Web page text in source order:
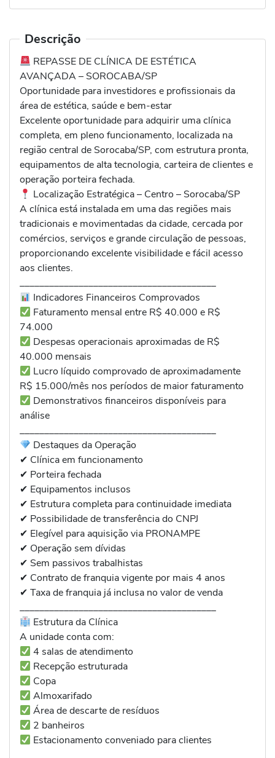
Descrição
REPASSE DE CLÍNICA DE ESTÉTICA
AVANÇADA – SOROCABA/SP
Oportunidade para investidores e profissionais da
área de estética, saúde e bem-estar
Excelente oportunidade para adquirir uma clínica
completa, em pleno funcionamento, localizada na
região central de Sorocaba/SP, com estrutura pronta,
equipamentos de alta tecnologia, carteira de clientes e
operação porteira fechada.
Localização Estratégica – Centro – Sorocaba/SP
A clínica está instalada em uma das regiões mais
tradicionais e movimentadas da cidade, cercada por
comércios, serviços e grande circulação de pessoas,
proporcionando excelente visibilidade e fácil acesso
aos clientes.
________________________________________
Indicadores Financeiros Comprovados
Faturamento mensal entre R$ 40.000 e R$
74.000
Despesas operacionais aproximadas de R$
40.000 mensais
Lucro líquido comprovado de aproximadamente
R$ 15.000/mês nos períodos de maior faturamento
Demonstrativos financeiros disponíveis para
análise
________________________________________
Destaques da Operação
✔ Clínica em funcionamento
✔ Porteira fechada
✔ Equipamentos inclusos
✔ Estrutura completa para continuidade imediata
✔ Possibilidade de transferência do CNPJ
✔ Elegível para aquisição via PRONAMPE
✔ Operação sem dívidas
✔ Sem passivos trabalhistas
✔ Contrato de franquia vigente por mais 4 anos
✔ Taxa de franquia já inclusa no valor de venda
________________________________________
Estrutura da Clínica
A unidade conta com:
4 salas de atendimento
Recepção estruturada
Copa
Almoxarifado
Área de descarte de resíduos
2 banheiros
Estacionamento conveniado para clientes